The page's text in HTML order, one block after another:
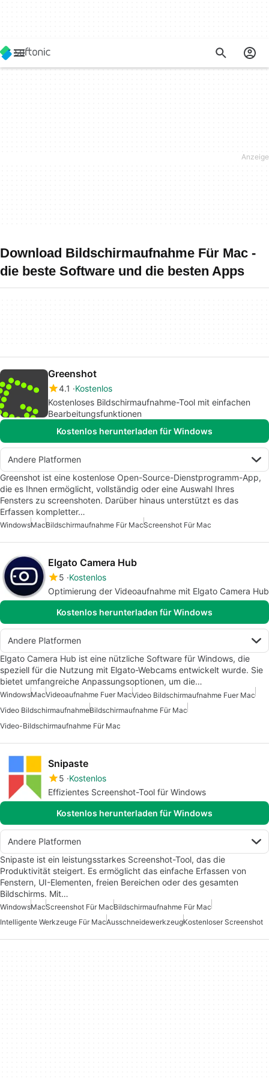
Download Bildschirmaufnahme Für Mac -
die beste Software und die besten Apps
Greenshot
4.1
Kostenlos
Kostenloses Bildschirmaufnahme-Tool mit einfachen
Bearbeitungsfunktionen
Kostenlos herunterladen für Windows
Andere Platformen
Greenshot ist eine kostenlose Open-Source-Dienstprogramm-App,
die es Ihnen ermöglicht, vollständig oder eine Auswahl Ihres
Fensters zu screenshoten. Darüber hinaus unterstützt es das
Erfassen kompletter…
WindowsMacBildschirmaufnahme Für MacScreenshot Für Mac
Elgato Camera Hub
5 Kostenlos
Optimierung der Videoaufnahme mit Elgato Camera Hub
Kostenlos herunterladen für Windows
Andere Platformen
Elgato Camera Hub ist eine nützliche Software für Windows, die
speziell für die Nutzung mit Elgato-Webcams entwickelt wurde. Sie
bietet umfangreiche Anpassungsoptionen, um die…
WindowsMacVideoaufnahme Fuer MacVideo Bildschirmaufnahme Fuer Mac
Video BildschirmaufnahmeBildschirmaufnahme Für Mac
Video-Bildschirmaufnahme Für Mac
Snipaste
5 Kostenlos
Effizientes Screenshot-Tool für Windows
Kostenlos herunterladen für Windows
Andere Platformen
Snipaste ist ein leistungsstarkes Screenshot-Tool, das die
Produktivität steigert. Es ermöglicht das einfache Erfassen von
Fenstern, UI-Elementen, freien Bereichen oder des gesamten
Bildschirms. Mit…
WindowsMacScreenshot Für MacBildschirmaufnahme Für Mac
Intelligente Werkzeuge Für MacAusschneidewerkzeugKostenloser Screenshot